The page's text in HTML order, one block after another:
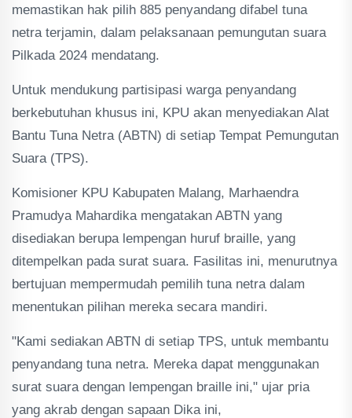
memastikan hak pilih 885 penyandang difabel tuna
netra terjamin, dalam pelaksanaan pemungutan suara
Pilkada 2024 mendatang.
Untuk mendukung partisipasi warga penyandang
berkebutuhan khusus ini, KPU akan menyediakan Alat
Bantu Tuna Netra (ABTN) di setiap Tempat Pemungutan
Suara (TPS).
Komisioner KPU Kabupaten Malang, Marhaendra
Pramudya Mahardika mengatakan ABTN yang
disediakan berupa lempengan huruf braille, yang
ditempelkan pada surat suara. Fasilitas ini, menurutnya
bertujuan mempermudah pemilih tuna netra dalam
menentukan pilihan mereka secara mandiri.
"Kami sediakan ABTN di setiap TPS, untuk membantu
penyandang tuna netra. Mereka dapat menggunakan
surat suara dengan lempengan braille ini," ujar pria
yang akrab dengan sapaan Dika ini,